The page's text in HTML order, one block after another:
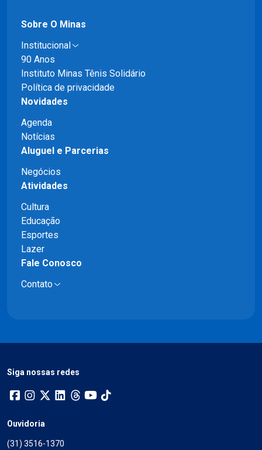
Sobre O Minas
Institucional
90 Anos
Instituto Minas Tênis Solidário
Política de privacidade
Novidades
Agenda
Notícias
Aluguel e Parcerias
Negócios
Atividades
Cultura
Educação
Esportes
Lazer
Fale Conosco
Contato
Siga nossas redes
Ouvidoria
(31) 3516-1370